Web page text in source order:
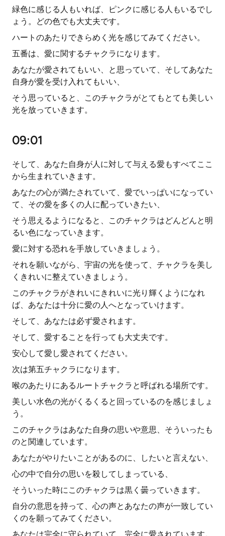
緑色に感じる人もいれば、ピンクに感じる人もいるでし
ょう。どの色でも大丈夫です。
ハートのあたりできらめく光を感じてみてください。
五番は、愛に関するチャクラになります。
あなたが愛されてもいい、と思っていて、そしてあなた
自身が愛を受け入れてもいい、
そう思っていると、このチャクラがとてもとても美しい
光を放っていきます。
09:01
そして、あなた自身が人に対して与える愛もすべてここ
から生まれていきます。
あなたの心が満たされていて、愛でいっぱいになってい
て、その愛を多くの人に配っていきたい、
そう思えるようになると、このチャクラはどんどんと明
るい色になっていきます。
愛に対する恐れを手放していきましょう。
それを願いながら、宇宙の光を使って、チャクラを美し
くきれいに整えていきましょう。
このチャクラがきれいにきれいに光り輝くようになれ
ば、あなたは十分に愛の人へとなっていけます。
そして、あなたは必ず愛されます。
そして、愛することを行っても大丈夫です。
安心して愛し愛されてください。
次は第五チャクラになります。
喉のあたりにあるルートチャクラと呼ばれる場所です。
美しい水色の光がくるくると回っているのを感じましょ
う。
このチャクラはあなた自身の思いや意思、そういったも
のと関連しています。
あなたがやりたいことがあるのに、したいと言えない、
心の中で自分の思いを殺してしまっている、
そういった時にこのチャクラは黒く曇っていきます。
自分の意思を持って、心の声とあなたの声が一致してい
くのを願ってみてください。